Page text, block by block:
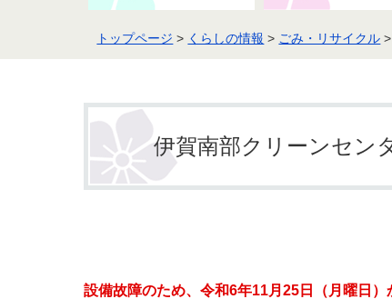
届出・証明
斎場・墓園・墓地
防災・防犯・消防・行方不明
健康・検（健）診・予防接種
スポーツ
地域医療
市民センター・市民活動・交流施
設
市の条例・計画・方針
市政へのご意見
市の人事・職員採用
市の行財政
事業者の方へお知らせ
入札・契約
トップページ > くらしの情報 > ごみ・リサイクル
伊賀南部クリーンセン
設備故障のため、令和6年11月25日（月曜日）